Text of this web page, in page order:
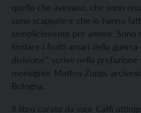
quello che avevano, che sono
sono scappate e che lo hanno
semplicemente per amore. Sono
limitare i frutti amari della guerra
divisione”, scrive nella prefazione
monsignor Matteo Zuppi,
Bologna.
Il libro curato da suor Caffi